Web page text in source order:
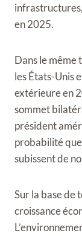
en 2025.
Dans le même
les États-Unis
extérieure en
sommet
président
probabilité
subissent de
Sur la base de
croissance